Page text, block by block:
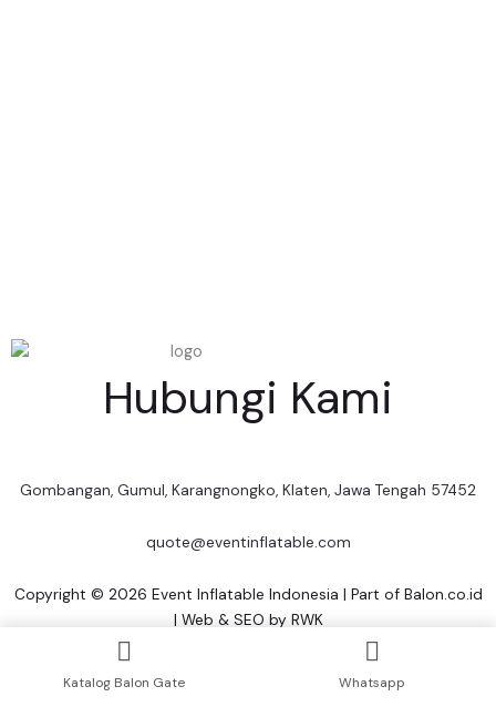
Hubungi Kami
Gombangan, Gumul, Karangnongko, Klaten, Jawa Tengah 57452
quote@eventinflatable.com
Copyright © 2026 Event Inflatable Indonesia | Part of Balon.co.id
| Web & SEO by RWK
Katalog Balon Gate Whatsapp